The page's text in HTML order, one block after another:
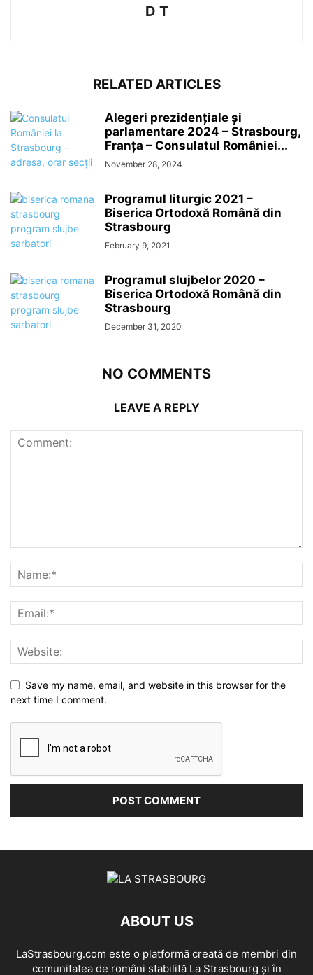
D T
RELATED ARTICLES
Alegeri prezidențiale și
parlamentare 2024 – Strasbourg,
Franța – Consulatul României...
November 28, 2024
Programul liturgic 2021 –
Biserica Ortodoxă Română din
Strasbourg
February 9, 2021
Programul slujbelor 2020 –
Biserica Ortodoxă Română din
Strasbourg
December 31, 2020
NO COMMENTS
LEAVE A REPLY
Save my name, email, and website in this browser for the
next time I comment.
ABOUT US
LaStrasbourg.com este o platformă creată de membri din
comunitatea de români stabilită La Strasbourg și în